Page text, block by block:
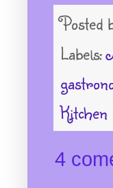
Posted
Labels:
4